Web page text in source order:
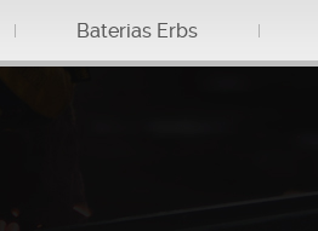
Baterias Erbs